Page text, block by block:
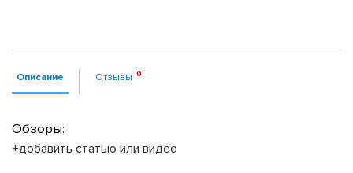
Описание Отзывы
Обзоры:
+добавить статью или видео